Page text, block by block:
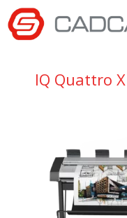
Aller
au
contenu
IQ Quattro